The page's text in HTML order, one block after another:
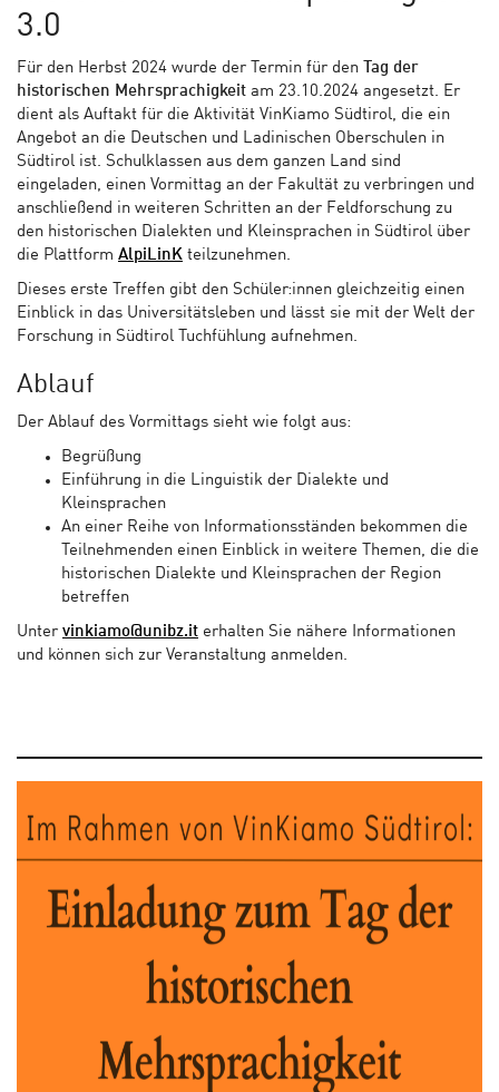
3.0
Für den Herbst 2024 wurde der Termin für den Tag der
historischen Mehrsprachigkeit am 23.10.2024 angesetzt. Er
dient als Auftakt für die Aktivität VinKiamo Südtirol, die ein
Angebot an die Deutschen und Ladinischen Oberschulen in
Südtirol ist. Schulklassen aus dem ganzen Land sind
eingeladen, einen Vormittag an der Fakultät zu verbringen und
anschließend in weiteren Schritten an der Feldforschung zu
den historischen Dialekten und Kleinsprachen in Südtirol über
die Plattform AlpiLinK teilzunehmen.
Dieses erste Treffen gibt den Schüler:innen gleichzeitig einen
Einblick in das Universitätsleben und lässt sie mit der Welt der
Forschung in Südtirol Tuchfühlung aufnehmen.
Ablauf
Der Ablauf des Vormittags sieht wie folgt aus:
Begrüßung
Einführung in die Linguistik der Dialekte und
Kleinsprachen
An einer Reihe von Informationsständen bekommen die
Teilnehmenden einen Einblick in weitere Themen, die die
historischen Dialekte und Kleinsprachen der Region
betreffen
Unter vinkiamo@unibz.it erhalten Sie nähere Informationen
und können sich zur Veranstaltung anmelden.